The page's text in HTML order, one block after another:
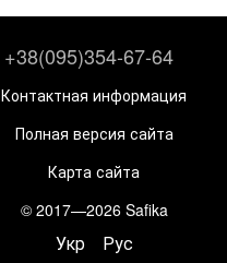
+38(095)354-67-64
Контактная информация
Полная версия сайта
Карта сайта
© 2017—2026 Safika
Укр Рус